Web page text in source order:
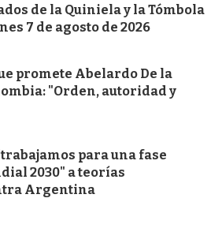
de la Quiniela y la Tómbola
7 de agosto de 2026
promete Abelardo De la
"Orden, autoridad y
para una fase
2030" a teorías
Argentina